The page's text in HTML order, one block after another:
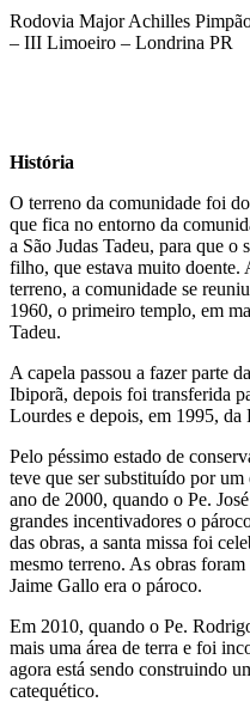
Rodovia Major Achilles
– III Limoeiro – Londrina PR
História
O terreno da comunidade foi
que fica no entorno da
a São Judas Tadeu, para que o
filho, que estava muito doente.
terreno, a comunidade se
1960, o primeiro templo, em
Tadeu.
A capela passou a fazer parte
Ibiporã, depois foi transferida
Lourdes e depois, em 1995, da
Pelo péssimo estado de
teve que ser substituído por
ano de 2000, quando o Pe.
grandes incentivadores o
das obras, a santa missa foi
mesmo terreno. As obras
Jaime Gallo era o pároco.
Em 2010, quando o Pe.
mais uma área de terra e foi
agora está sendo construindo
catequético.